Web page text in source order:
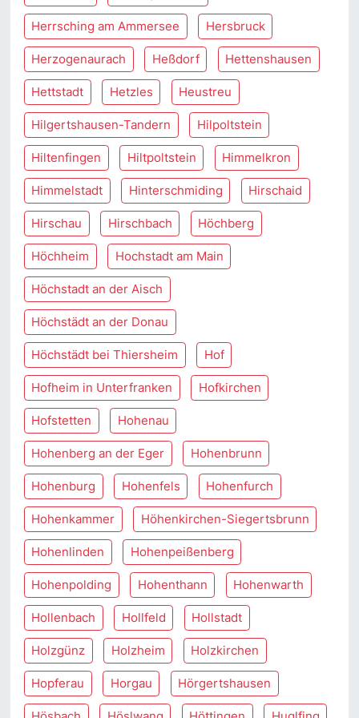
Herrsching am Ammersee Hersbruck
Herzogenaurach Heßdorf Hettenshausen
Hettstadt Hetzles Heustreu
Hilgertshausen-Tandern Hilpoltstein
Hiltenfingen Hiltpoltstein Himmelkron
Himmelstadt Hinterschmiding Hirschaid
Hirschau Hirschbach Höchberg
Höchheim Hochstadt am Main
Höchstadt an der Aisch
Höchstädt an der Donau
Höchstädt bei Thiersheim Hof
Hofheim in Unterfranken Hofkirchen
Hofstetten Hohenau
Hohenberg an der Eger Hohenbrunn
Hohenburg Hohenfels Hohenfurch
Hohenkammer Höhenkirchen-Siegertsbrunn
Hohenlinden Hohenpeißenberg
Hohenpolding Hohenthann Hohenwarth
Hollenbach Hollfeld Hollstadt
Holzgünz Holzheim Holzkirchen
Hopferau Horgau Hörgertshausen